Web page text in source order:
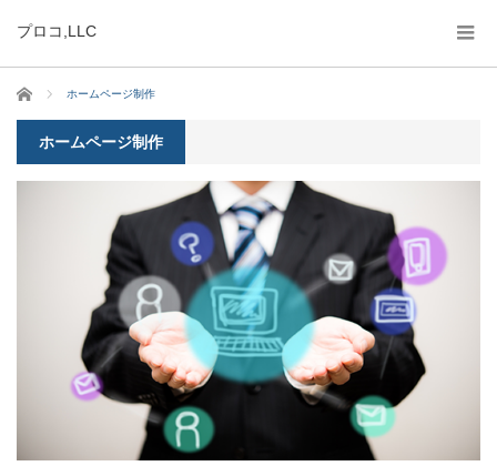
プロコ,LLC
ホーム ホームページ制作
ホームページ制作